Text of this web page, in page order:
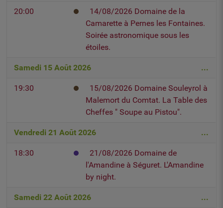
20:00
14/08/2026 Domaine de la
Camarette à Pernes les Fontaines.
Soirée astronomique sous les
étoiles.
Samedi 15 Août 2026 ...
19:30
15/08/2026 Domaine Souleyrol à
Malemort du Comtat. La Table des
Cheffes " Soupe au Pistou".
Vendredi 21 Août 2026 ...
18:30
21/08/2026 Domaine de
l'Amandine à Séguret. L'Amandine
by night.
Samedi 22 Août 2026 ...